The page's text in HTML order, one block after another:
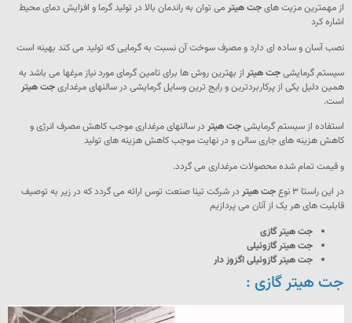
از مهمترین مزیت هایجت هیتر می توان به راندمان بالا در تولید گرما و افزایش دمای محیط
اشاره کرد
نصب آسان و ساده ای دارد و مصرف سوخت آن نسبت به گرمایی که تولید می کند بهینه است
سیستم گرمایشیجت هیتر از بهترین روش ها برای تامین گرمای مورد نیاز مرغها می باشد به
همین دلیل یکی از پرکاربردترین و رایج ترین وسایل گرمایشی در سالنهای مرغداریجت هیتر
است.
استفاده از سیستم گرمایشیجت هیتر در سالنهای مرغداری موجب کاهش مصرف انرژی و
کاهش هزینه های جاری سالن و در نهایت موجب کاهش هزینه های تولید
و قیمت تمام شده محصولات مرغداری می گردد.
در این راستا ۳ نوع
جت هیتر در شرکت تینا صنعت توس ارائه می گردد که در زیر به توصیف
قابلیت های هر یک از آنان می پردازیم
جت هیتر گازی
جت هیتر گازوئیلی
جت هیتر گازوئیلی اگزوز دار
جت هیتر گازی :